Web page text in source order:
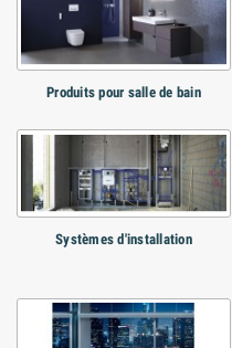
Produits pour salle de bain
Systèmes d'installation